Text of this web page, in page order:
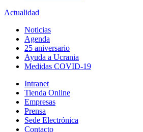
Actualidad
Noticias
Agenda
25 aniversario
Ayuda a Ucrania
Medidas COVID-19
Intranet
Tienda Online
Empresas
Prensa
Sede Electrónica
Contacto